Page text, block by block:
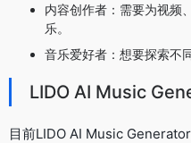
内容创作者：需要为视频
乐。
音乐爱好者：想要探索不
LIDO AI Music
目前LIDO AI Music